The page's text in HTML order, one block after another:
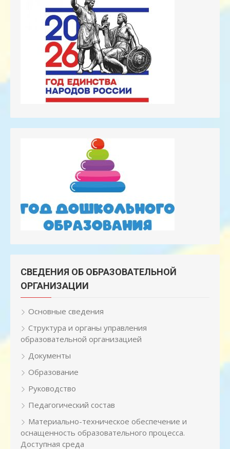
СВЕДЕНИЯ ОБ ОБРАЗОВАТЕЛЬНОЙ
ОРГАНИЗАЦИИ
Основные сведения
Структура и органы управления
образовательной организацией
Документы
Образование
Руководство
Педагогический состав
Материально-техническое обеспечение и
оснащенность образовательного процесса.
Доступная среда